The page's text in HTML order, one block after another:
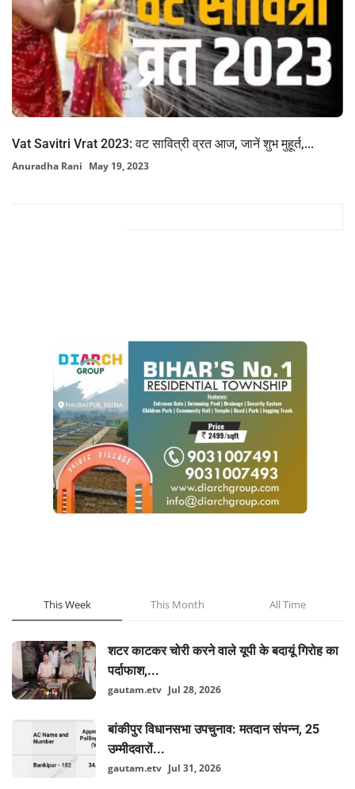
Vat Savitri Vrat 2023: वट सावित्री व्रत आज, जानें शुभ मुहूर्त,...
Anuradha Rani May 19, 2023
This Week This Month All Time
शटर काटकर चोरी करने वाले यूपी के बदायूं गिरोह का
पर्दाफाश,...
gautam.etv Jul 28, 2026
बांकीपुर विधानसभा उपचुनाव: मतदान संपन्न, 25
उम्मीदवारों...
gautam.etv Jul 31, 2026